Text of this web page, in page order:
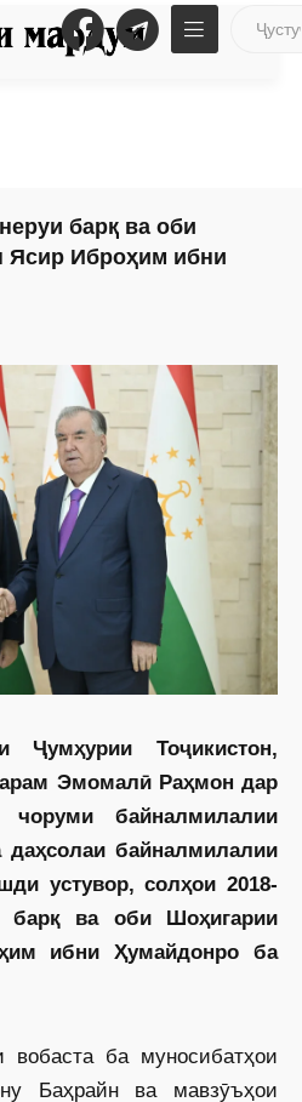
барқ ва оби
Ясир Иброҳим ибни
Ҷумҳурии Тоҷикистон,
Эмомалӣ Раҳмон дар
байналмилалии
байналмилалии
устувор, солҳои 2018-
барқ ва оби Шоҳигарии
ибни Ҳумайдонро ба
ба муносибатҳои
Баҳрайн ва мавзӯъҳои